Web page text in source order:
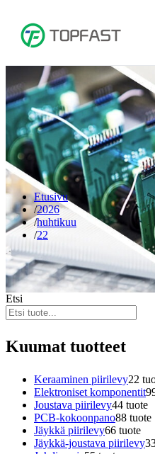
Etusivu
2026
huhtikuu
22
Etsi
Kuumat tuotteet
Keraaminen piirilevy22
Elektroniset komponentit9
Joustava piirilevy44 tuote
PCB-kokoonpano88 tuote
Jäykkä piirilevy66 tuote
Jäykkä-joustava piirilevy3